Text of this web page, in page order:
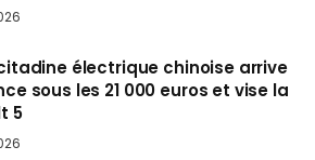
électrique chinoise arrive
sous les 21 000 euros et vise la
5